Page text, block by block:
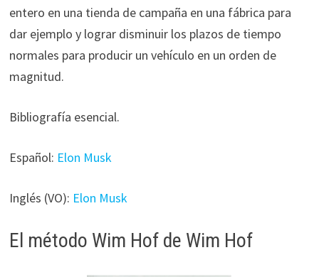
entero en una tienda de campaña en una fábrica para
dar ejemplo y lograr disminuir los plazos de tiempo
normales para producir un vehículo en un orden de
magnitud.
Bibliografía esencial.
Español: Elon Musk
Inglés (VO): Elon Musk
El método Wim Hof de Wim Hof